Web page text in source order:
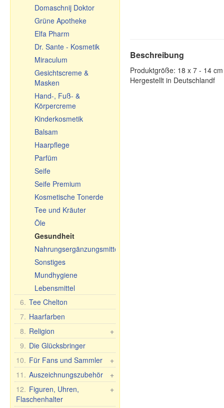
Backen, Tee, Kaffee
Töpfe aus Keramik
Geschirr aus Keramik
Glasgeschirr
Kochkessel,
Feuerkessel, Kochtöpfe
Geschirr aus Gusseisen
Usbekische Geschirr aus
Gusseisen
Bratpfannen
Reiben, Gemüsehobel,
Gemüseschneider
Emailliertes Geschirr
Kleine Geschenke
Souvenir-
Domaschnij Doktor
Grüne Apotheke
Elfa Pharm
Dr. Sante - Kosmetik
Miraculum
Gesichtscreme &
Masken
Hand-, Fuß- &
Körpercreme
Kinderkosmetik
Balsam
Haarpflege
Parfüm
Seife
Seife Premium
Kosmetische Tonerde
Tee und Kräuter
Öle
Gesundheit
Nahrungsergänzungsmittel
Sonstiges
Mundhygiene
Lebensmittel
6. Tee Chelton
7. Haarfarben
+
8. Religion
Auto-Ikonen
Tischikonen, 2-, 3-, 4-
fach
Phelonium Ikonen
Andere Ikonen
9. Die Glücksbringer
+
10. Für Fans und Sammler
Fan/Sammlerartikel
Flaggen und Banner
Taschenflaschen
+
11. Auszeichnungszubehör
Medaillen, Pokale,
Diplomen
+
12. Figuren, Uhren,
Flaschenhalter
Beschreibung
Produktgröße: 18 x 7 - 14 cm
Hergestellt in Deutschlandf